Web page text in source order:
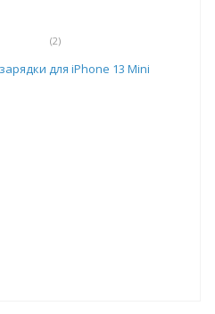
(2)
для iPhone 13 Mini